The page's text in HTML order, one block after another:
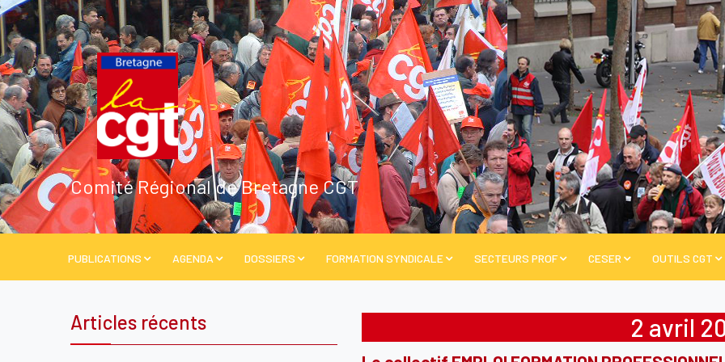
Comité Régional de Bretagne CGT
PUBLICATIONS AGENDA DOSSIERS FORMATION SYNDICALE SECTEURS PROF CESER OUTILS CGT
2 avril
Articles récents